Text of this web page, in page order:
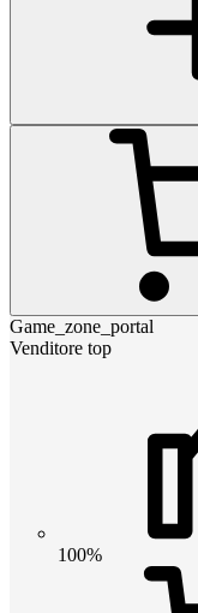
Game_zone_portal
Venditore top
100%